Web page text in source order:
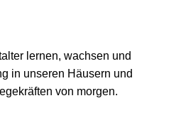
lernen, wachsen und
in unseren Häusern und
von morgen.